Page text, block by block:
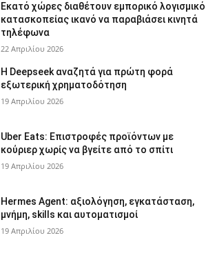
Εκατό χώρες διαθέτουν εμπορικό λογισμικό
κατασκοπείας ικανό να παραβιάσει κινητά
τηλέφωνα
22 Απριλίου 2026
Η Deepseek αναζητά για πρώτη φορά
εξωτερική χρηματοδότηση
19 Απριλίου 2026
Uber Eats: Επιστροφές προϊόντων με
κούριερ χωρίς να βγείτε από το σπίτι
19 Απριλίου 2026
Hermes Agent: αξιολόγηση, εγκατάσταση,
μνήμη, skills και αυτοματισμοί
19 Απριλίου 2026